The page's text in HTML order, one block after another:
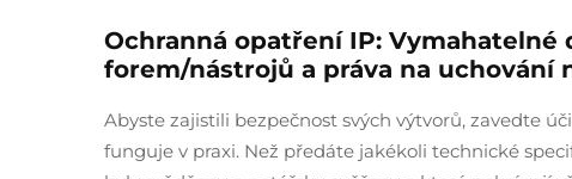
Ochranná opatření IP:
forem/nástrojů a práva na uchování
Abyste zajistili bezpečnost svých výtvorů, zavedte
funguje v praxi. Než předáte jakékoli technické